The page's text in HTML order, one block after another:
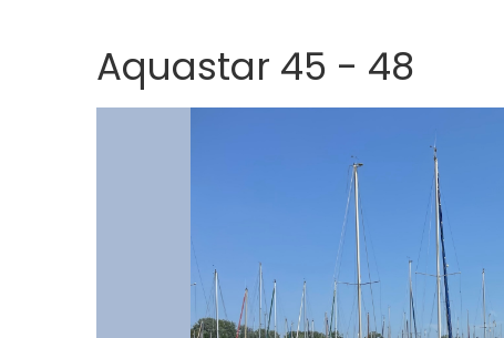
Aquastar 45 - 48